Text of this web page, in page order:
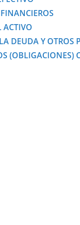
ACTIVO
DEUDA Y OTROS
(OBLIGACIONES)